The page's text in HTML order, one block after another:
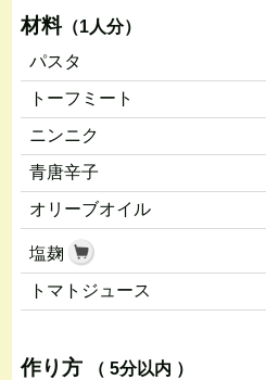
材料（1人分）
パスタ
トーフミート
ニンニク
青唐辛子
オリーブオイル
塩麹
トマトジュース
作り方 （ 5分以内 ）